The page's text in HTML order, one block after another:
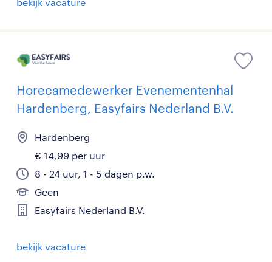
Horecamedewerker Evenementenhal
Hardenberg, Easyfairs Nederland B.V.
Hardenberg
€ 14,99 per uur
8 - 24 uur, 1 - 5 dagen p.w.
Geen
Easyfairs Nederland B.V.
bekijk vacature